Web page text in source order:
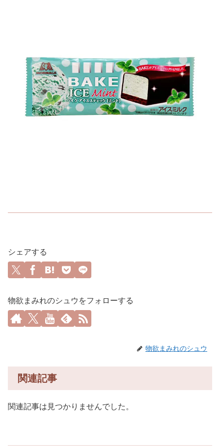
シェアする
物欲まみれのシュウをフォローする
物欲まみれのシュウ
関連記事
関連記事は見つかりませんでした。